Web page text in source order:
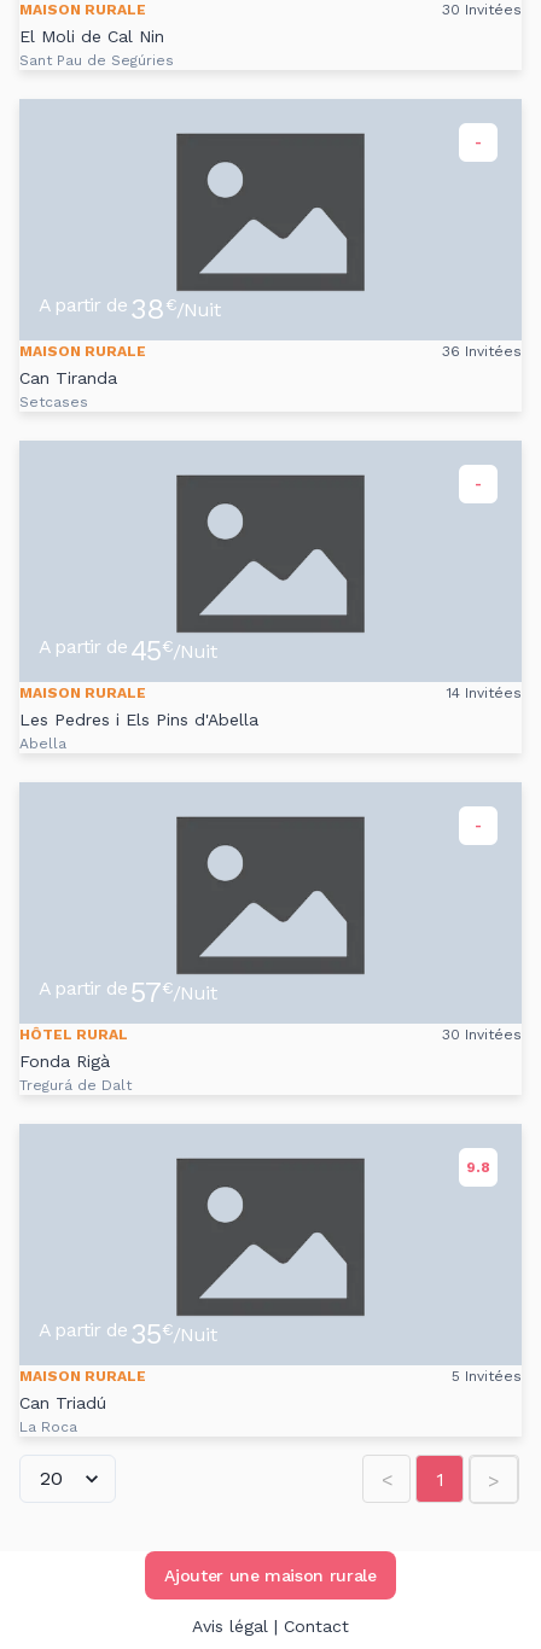
MAISON RURALE 30 Invitées
El Moli de Cal Nin
Sant Pau de Segúries
-
A partir de 38€/Nuit
MAISON RURALE 36 Invitées
Can Tiranda
Setcases
-
A partir de 45€/Nuit
MAISON RURALE 14 Invitées
Les Pedres i Els Pins d'Abella
Abella
-
A partir de 57€/Nuit
HÔTEL RURAL 30 Invitées
Fonda Rigà
Tregurá de Dalt
9.8
A partir de 35€/Nuit
MAISON RURALE 5 Invitées
Can Triadú
La Roca
< 1 >
Ajouter une maison rurale
Avis légal | Contact